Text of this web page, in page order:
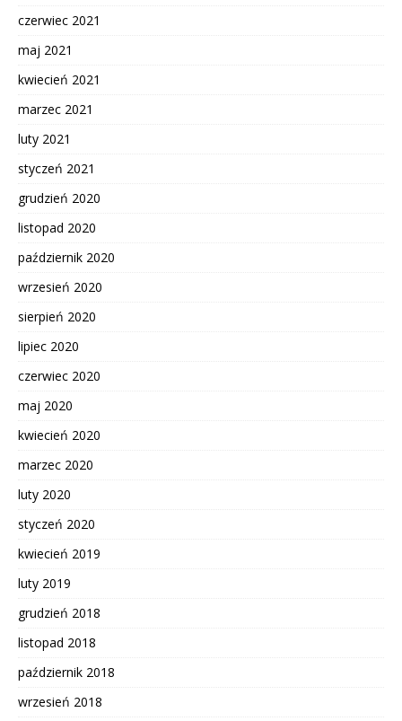
czerwiec 2021
maj 2021
kwiecień 2021
marzec 2021
luty 2021
styczeń 2021
grudzień 2020
listopad 2020
październik 2020
wrzesień 2020
sierpień 2020
lipiec 2020
czerwiec 2020
maj 2020
kwiecień 2020
marzec 2020
luty 2020
styczeń 2020
kwiecień 2019
luty 2019
grudzień 2018
listopad 2018
październik 2018
wrzesień 2018